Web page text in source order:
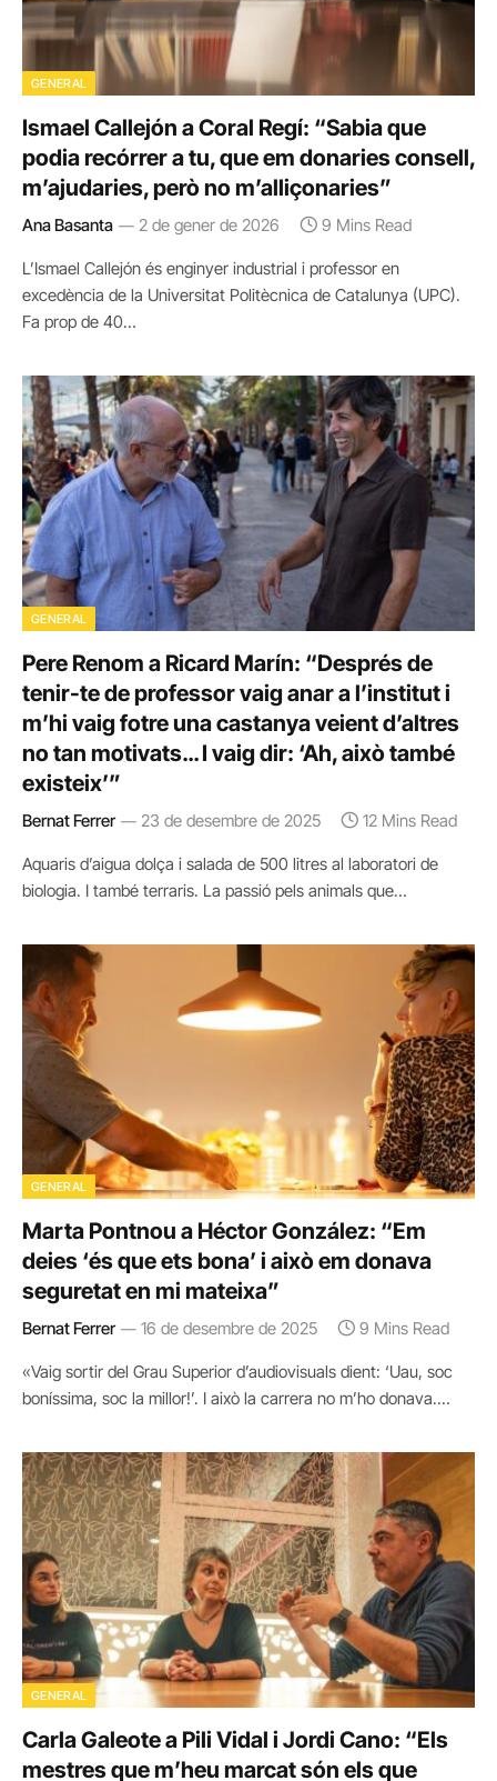
GENERAL
Ismael Callejón a Coral Regí: “Sabia que
podia recórrer a tu, que em donaries consell,
m’ajudaries, però no m’alliçonaries”
Ana Basanta 2 de gener de 2026 9 Mins Read
L’Ismael Callejón és enginyer industrial i professor en
excedència de la Universitat Politècnica de Catalunya (UPC).
Fa prop de 40…
GENERAL
Pere Renom a Ricard Marín: “Després de
tenir-te de professor vaig anar a l’institut i
m’hi vaig fotre una castanya veient d’altres
no tan motivats… I vaig dir: ‘Ah, això també
existeix’”
Bernat Ferrer 23 de desembre de 2025 12 Mins Read
Aquaris d’aigua dolça i salada de 500 litres al laboratori de
biologia. I també terraris. La passió pels animals que…
GENERAL
Marta Pontnou a Héctor González: “Em
deies ‘és que ets bona’ i això em donava
seguretat en mi mateixa”
Bernat Ferrer 16 de desembre de 2025 9 Mins Read
«Vaig sortir del Grau Superior d’audiovisuals dient: ‘Uau, soc
boníssima, soc la millor!’. I això la carrera no m’ho donava.…
GENERAL
Carla Galeote a Pili Vidal i Jordi Cano: “Els
mestres que m’heu marcat són els que